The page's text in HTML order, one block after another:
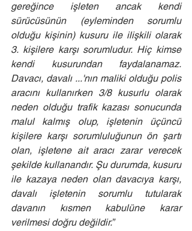
gereğince işleten ancak kendi
sürücüsünün (eyleminden sorumlu
olduğu kişinin) kusuru ile ilişkili olarak
3. kişilere karşı sorumludur. Hiç kimse
kendi kusurundan faydalanamaz.
Davacı, davalı ...'nın maliki olduğu polis
aracını kullanırken 3/8 kusurlu olarak
neden olduğu trafik kazası sonucunda
malul kalmış olup, işletenin üçüncü
kişilere karşı sorumluluğunun ön şartı
olan, işletene ait aracı zarar verecek
şekilde kullanandır. Şu durumda, kusuru
ile kazaya neden olan davacıya karşı,
davalı işletenin sorumlu tutularak
davanın kısmen kabulüne karar
verilmesi doğru değildir.”